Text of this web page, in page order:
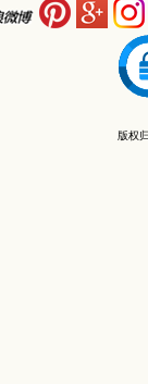
版权